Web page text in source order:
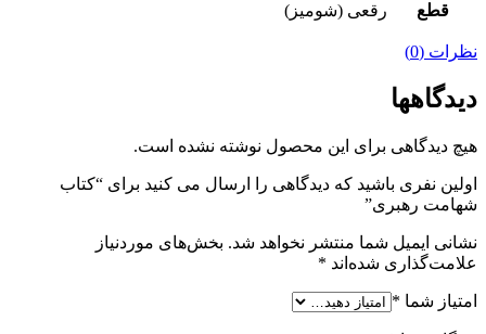
قطع رقعی (شومیز)
نظرات (0)
دیدگاهها
هیچ دیدگاهی برای این محصول نوشته نشده است.
اولین نفری باشید که دیدگاهی را ارسال می کنید برای “کتاب
شهامت رهبری”
نشانی ایمیل شما منتشر نخواهد شد. بخش‌های موردنیاز
علامت‌گذاری شده‌اند *
امتیاز شما *